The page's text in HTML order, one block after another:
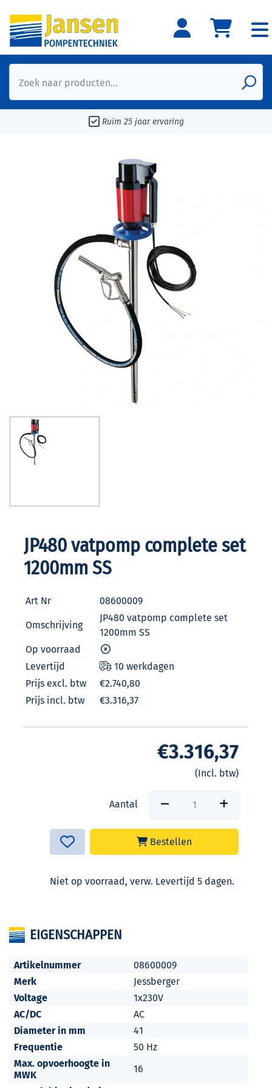
Zoek naar producten...
Ruim 25 jaar ervaring
JP480 vatpomp complete set
1200mm SS
Art Nr 08600009
Omschrijving
JP480 vatpomp complete set
1200mm SS
Op voorraad
Levertijd
10 werkdagen
Prijs excl. btw
€2.740,80
Prijs incl. btw
€3.316,37
€3.316,37
(Incl. btw)
Aantal
Bestellen
Niet op voorraad, verw. Levertijd 5 dagen.
EIGENSCHAPPEN
Artikelnummer
08600009
Merk
Jessberger
Voltage
1x230V
AC/DC
AC
Diameter in mm
41
Frequentie
50 Hz
Max. opvoerhoogte in
MWK
16